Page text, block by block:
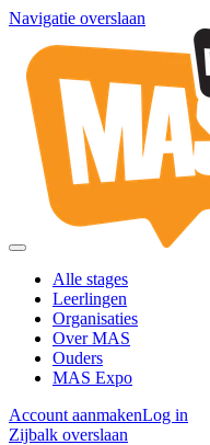
Navigatie overslaan
Alle stages
Leerlingen
Organisaties
Over MAS
Ouders
MAS Expo
Account aanmakenLog in
Zijbalk overslaan